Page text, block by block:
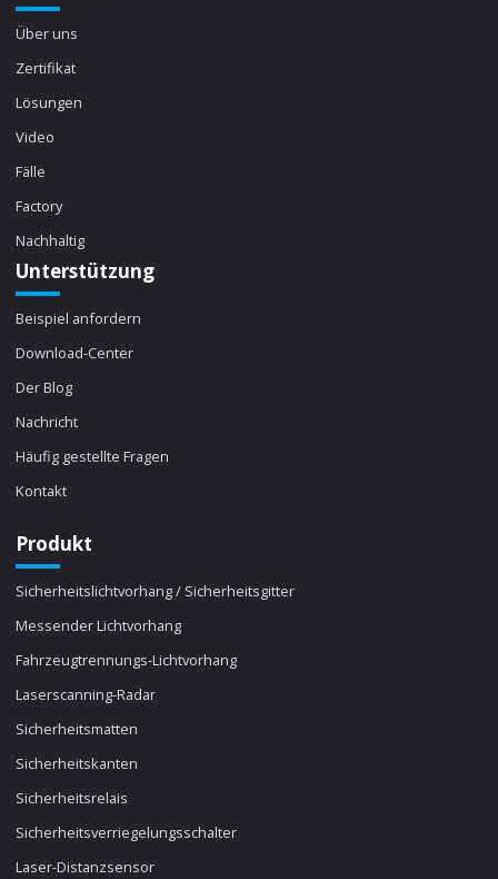
Über uns
Zertifikat
Lösungen
Video
Fälle
Factory
Nachhaltig
Unterstützung
Beispiel anfordern
Download-Center
Der Blog
Nachricht
Häufig gestellte Fragen
Kontakt
Produkt
Sicherheitslichtvorhang / Sicherheitsgitter
Messender Lichtvorhang
Fahrzeugtrennungs-Lichtvorhang
Laserscanning-Radar
Sicherheitsmatten
Sicherheitskanten
Sicherheitsrelais
Sicherheitsverriegelungsschalter
Laser-Distanzsensor